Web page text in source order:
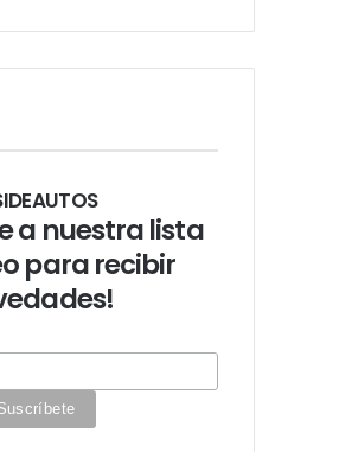
a nuestra lista
para recibir